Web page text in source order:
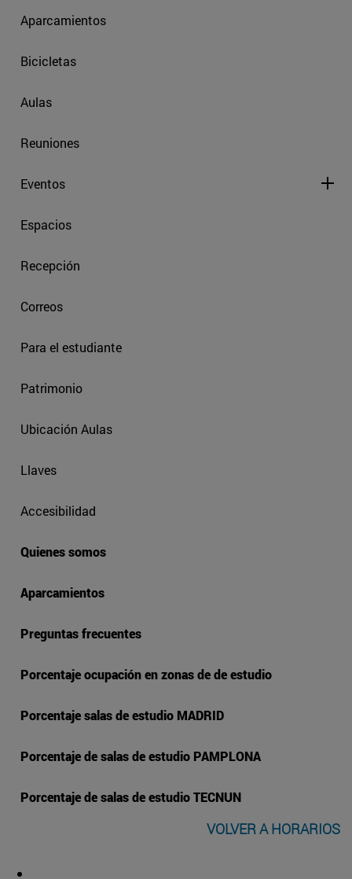
Aparcamientos
Bicicletas
Aulas
Reuniones
Eventos
Espacios
Recepción
Correos
Para el estudiante
Patrimonio
Ubicación Aulas
Llaves
Accesibilidad
Quienes somos
Aparcamientos
Preguntas frecuentes
Porcentaje ocupación en zonas de de estudio
Porcentaje salas de estudio MADRID
Porcentaje de salas de estudio PAMPLONA
Porcentaje de salas de estudio TECNUN
VOLVER A HORARIOS